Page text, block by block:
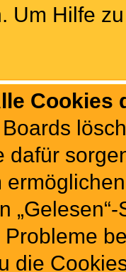
Um Hilfe
dafür
die